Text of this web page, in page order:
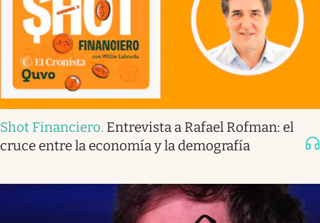
Shot Financiero. Entrevista a Rafael Rofman: el
cruce entre la economía y la demografía